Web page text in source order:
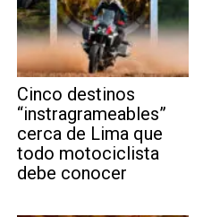
Cinco destinos
“instragrameables”
cerca de Lima que
todo motociclista
debe conocer